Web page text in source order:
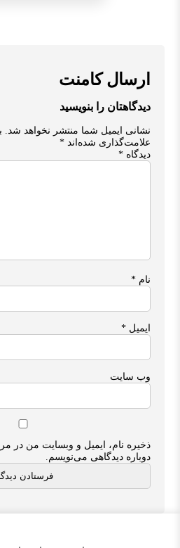
ارسال کامنت
دیدگاهتان را بنویسید
نشانی ایمیل شما منتشر نخواهد شد.
علامت‌گذاری شده‌اند*
دیدگاه*
نام*
ایمیل*
وب‌ سایت
ذخیره نام، ایمیل و وبسایت من در
دوباره دیدگاهی می‌نویسم.